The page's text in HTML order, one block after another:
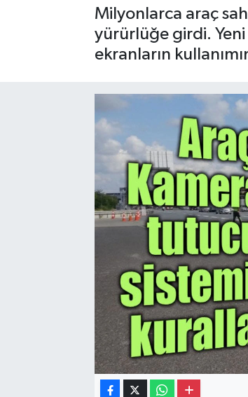
Milyonlarca araç
yürürlüğe girdi.
ekranların
Haber Arşivi